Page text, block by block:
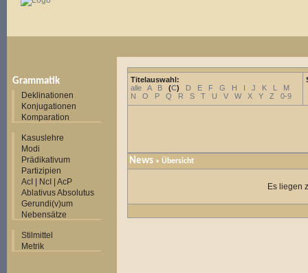
Grammatik
Deklinationen
Konjugationen
Komparation
Kasuslehre
Modi
Prädikativum
Partizipien
AcI | NcI | AcP
Ablativus Absolutus
Gerundi(v)um
Nebensätze
Stilmittel
Metrik
Titelauswahl:
alle
A B (C) D E F G H I J K L
M
N
O P Q R S T U V W X Y Z 0-9
News » Übersicht
Es liegen